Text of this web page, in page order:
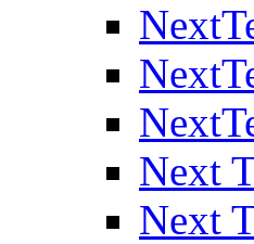
Next
Next